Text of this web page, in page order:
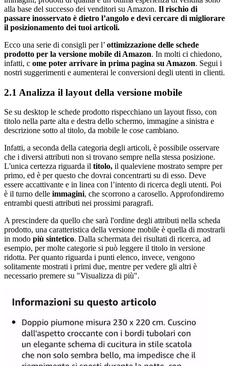
alla base del successo dei venditori su Amazon. Il rischio di
passare inosservato è dietro l’angolo e devi cercare di migliorare
il posizionamento dei tuoi articoli.
Ecco una serie di consigli per l’ ottimizzazione delle schede
prodotto per la versione mobile di Amazon. In molti ci chiedono,
infatti, c ome poter arrivare in prima pagina su Amazon. Segui i
nostri suggerimenti e aumenterai le conversioni degli utenti in clienti.
2.1 Analizza il layout della versione mobile
Se su desktop le schede prodotto rispecchiano un layout fisso, con
titolo nella parte alta e destra dello schermo, immagine a sinistra e
descrizione sotto al titolo, da mobile le cose cambiano.
Infatti, a seconda della categoria degli articoli, è possibile osservare
che i diversi attributi non si trovano sempre nella stessa posizione.
L'unica certezza riguarda il titolo, il qualeviene mostrato sempre per
primo, ed è per questo che dovrai concentrarti su di esso. Deve
essere accattivante e in linea con l’intento di ricerca degli utenti. Poi
è il turno delle immagini, che scorrono a carosello. Approfondiremo
entrambi questi attributi nei prossimi paragrafi.
A prescindere da quello che sarà l'ordine degli attributi nella scheda
prodotto, una caratteristica della versione mobile è quella di mostrarli
in modo più sintetico. Dalla schermata dei risultati di ricerca, ad
esempio, per molte categorie si può leggere il titolo in versione
ridotta. Per quanto riguarda i punti elenco, invece, vengono
solitamente mostrati i primi due, mentre per vedere gli altri è
necessario premere su "Visualizza di più".